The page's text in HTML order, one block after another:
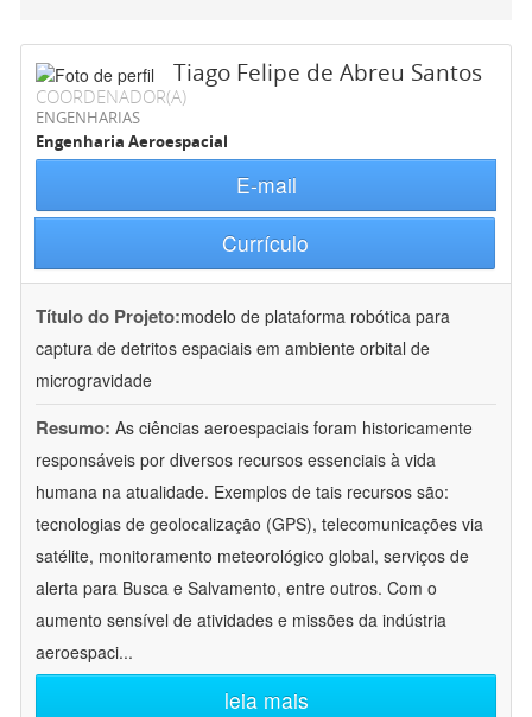
Tiago Felipe de Abreu Santos
COORDENADOR(A)
ENGENHARIAS
Engenharia Aeroespacial
E-mail
Currículo
Título do Projeto:modelo de plataforma robótica para
captura de detritos espaciais em ambiente orbital de
microgravidade
Resumo: As ciências aeroespaciais foram historicamente
responsáveis por diversos recursos essenciais à vida
humana na atualidade. Exemplos de tais recursos são:
tecnologias de geolocalização (GPS), telecomunicações via
satélite, monitoramento meteorológico global, serviços de
alerta para Busca e Salvamento, entre outros. Com o
aumento sensível de atividades e missões da indústria
aeroespaci...
leia mais